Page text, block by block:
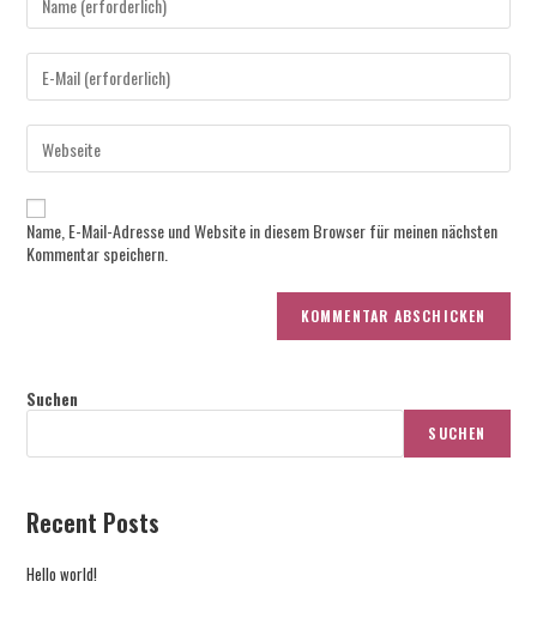
deinen
Namen
oder
Benutzernamen
zum
Kommentieren
ein
Gib
deine
E-
Mail-
Adresse
zum
Kommentieren
ein
Gib
deine
Website-
URL
ein
(optional)
Name, E-Mail-Adresse und Website in diesem Browser für meinen nächsten
Kommentar speichern.
Suchen
SUCHEN
Recent Posts
Hello world!